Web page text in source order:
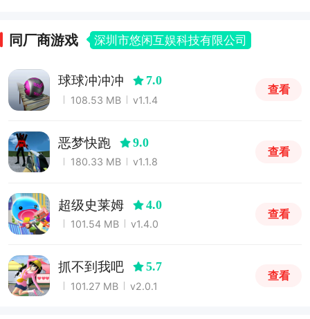
同厂商游戏 深圳市悠闲互娱科技有限公司
球球冲冲冲 7.0
108.53 MB v1.1.4
查看
恶梦快跑 9.0
180.33 MB v1.1.8
查看
超级史莱姆 4.0
101.54 MB v1.4.0
查看
抓不到我吧 5.7
101.27 MB v2.0.1
查看